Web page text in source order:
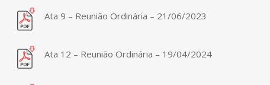
Ata 9 – Reunião Ordinária – 21/06/2023
Ata 12 – Reunião Ordinária – 19/04/2024